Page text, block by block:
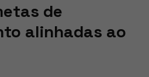
de
alinhadas ao